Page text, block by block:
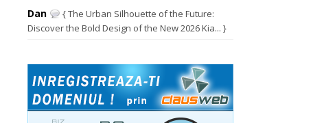
Dan
{ The Urban Silhouette of the Future:
Discover the Bold Design of the New 2026 Kia... }